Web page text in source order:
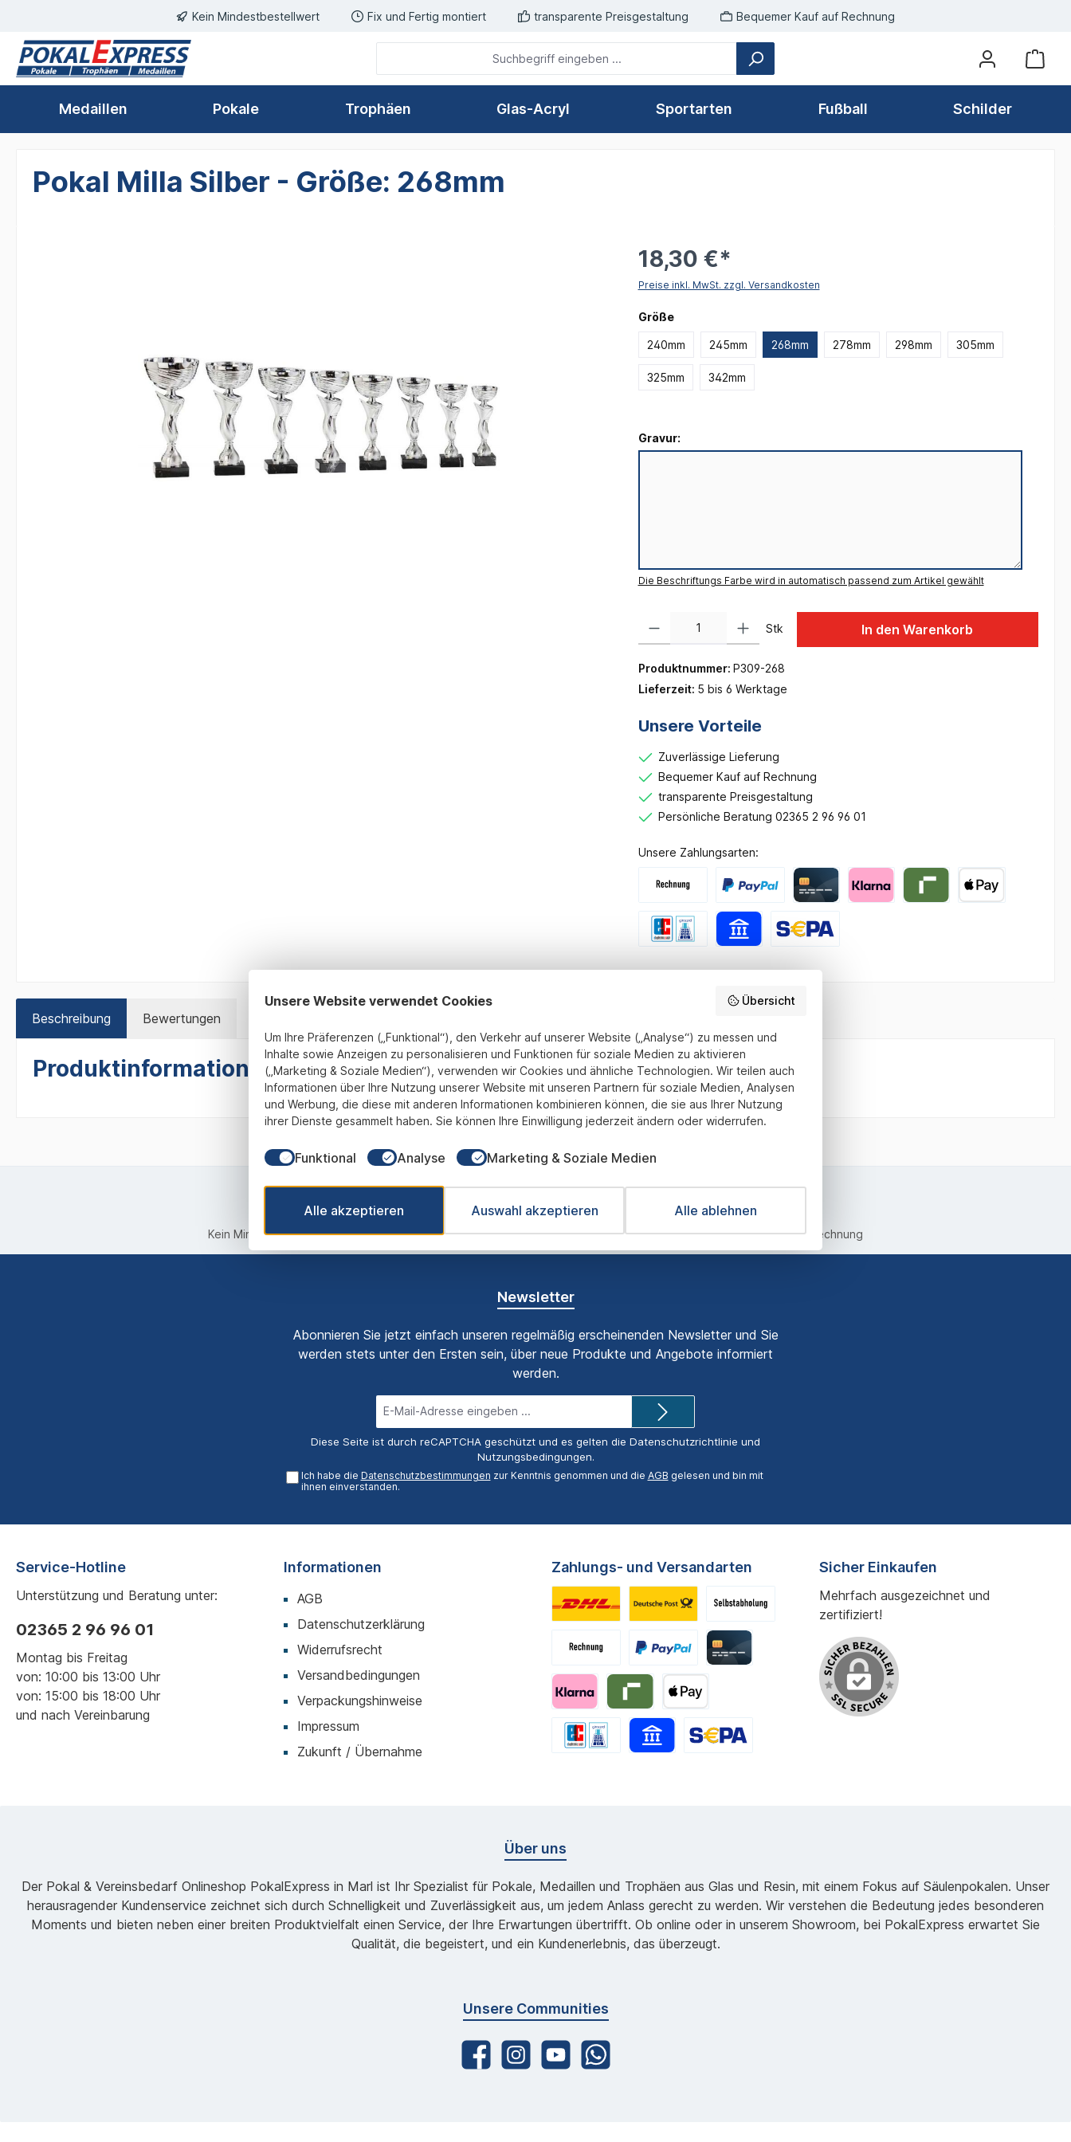
Zur Hauptnavigation springenKein Mindestbestellwert Fix und Fertig montiert transparente Preisgestaltung Bequemer Kauf auf Rechnung
Medaillen Pokale Trophäen Glas-Acryl Sportarten Fußball Schilder
Pokal Milla Silber - Größe: 268mm
18,30 €*
Preise inkl. MwSt. zzgl. Versandkosten
Größeauswählen
240mm 245mm 268mm 278mm 298mm 305mm
325mm 342mm
Gravur:
Die Beschriftungs Farbe wird in automatisch passend zum Artikel gewählt
Stk In den Warenkorb
Produktnummer: P309-268
Lieferzeit: 5 bis 6 Werktage
Unsere Vorteile
Zuverlässige Lieferung
Bequemer Kauf auf Rechnung
transparente Preisgestaltung
Persönliche Beratung 02365 2 96 96 01
Unsere Zahlungsarten:
Beschreibung Bewertungen
Produktinformationen "Pokal Milla Silber - Größe: 268mm"
Kein Mindestbestellwert Fix und Fertig montiert transparente Preisgestaltung Bequemer Kauf auf Rechnung
Newsletter
Abonnieren Sie jetzt einfach unseren regelmäßig erscheinenden Newsletter und Sie
werden stets unter den Ersten sein, über neue Produkte und Angebote informiert
werden.
Mail-
Adresse*
Diese Seite ist durch reCAPTCHA geschützt und es gelten die Datenschutzrichtlinie und
Nutzungsbedingungen.
Ich habe die Datenschutzbestimmungen zur Kenntnis genommen und die AGB gelesen und bin mit
ihnen einverstanden.
Service-Hotline
Unterstützung und Beratung unter:
02365 2 96 96 01
Montag bis Freitag
von: 10:00 bis 13:00 Uhr
von: 15:00 bis 18:00 Uhr
und nach Vereinbarung
Informationen
AGB
Datenschutzerklärung
Widerrufsrecht
Versandbedingungen
Verpackungshinweise
Impressum
Zukunft / Übernahme
Zahlungs- und Versandarten Sicher Einkaufen
Mehrfach ausgezeichnet und
zertifiziert!
Über uns
Der Pokal & Vereinsbedarf Onlineshop PokalExpress in Marl ist Ihr Spezialist für Pokale, Medaillen und Trophäen aus Glas und Resin, mit einem Fokus auf Säulenpokalen. Unser
herausragender Kundenservice zeichnet sich durch Schnelligkeit und Zuverlässigkeit aus, um jedem Anlass gerecht zu werden. Wir verstehen die Bedeutung jedes besonderen
Moments und bieten neben einer breiten Produktvielfalt einen Service, der Ihre Erwartungen übertrifft. Ob online oder in unserem Showroom, bei PokalExpress erwartet Sie
Qualität, die begeistert, und ein Kundenerlebnis, das überzeugt.
Unsere Communities
Unsere Website verwendet Cookies Übersicht
Um Ihre Präferenzen („Funktional“), den Verkehr auf unserer Website („Analyse“) zu messen und
Inhalte sowie Anzeigen zu personalisieren und Funktionen für soziale Medien zu aktivieren
(„Marketing & Soziale Medien“), verwenden wir Cookies und ähnliche Technologien. Wir teilen auch
Informationen über Ihre Nutzung unserer Website mit unseren Partnern für soziale Medien, Analysen
und Werbung, die diese mit anderen Informationen kombinieren können, die sie aus Ihrer Nutzung
ihrer Dienste gesammelt haben. Sie können Ihre Einwilligung jederzeit ändern oder widerrufen.
Funktional Analyse Marketing & Soziale Medien
Alle ablehnen
Auswahl akzeptieren
Alle akzeptieren